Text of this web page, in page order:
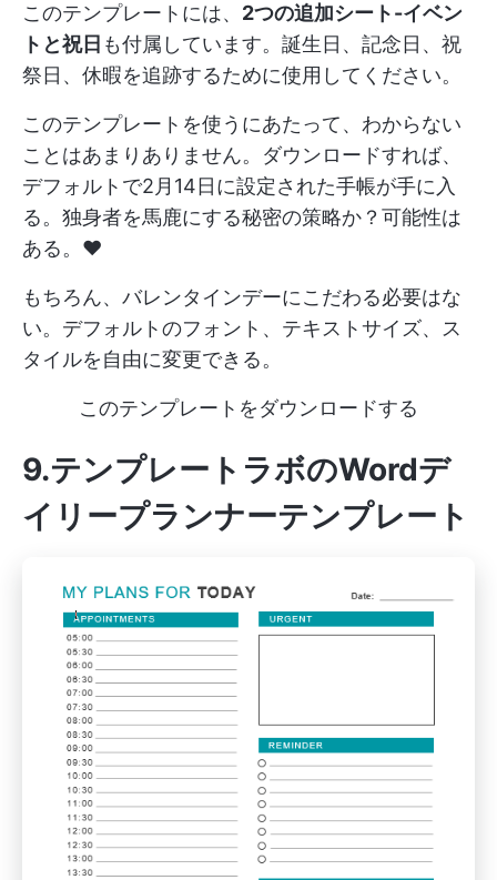
このテンプレートには、 2つの追加シート-イベン
トと祝日 も付属しています。誕生日、記念日、祝
祭日、休暇を追跡するために使用してください。
このテンプレートを使うにあたって、わからない
ことはあまりありません。ダウンロードすれば、
デフォルトで2月14日に設定された手帳が手に入
る。独身者を馬鹿にする秘密の策略か？可能性は
ある。♥️
もちろん、バレンタインデーにこだわる必要はな
い。デフォルトのフォント、テキストサイズ、ス
タイルを自由に変更できる。
このテンプレートをダウンロードする
9.テンプレートラボのWordデ
イリープランナーテンプレート